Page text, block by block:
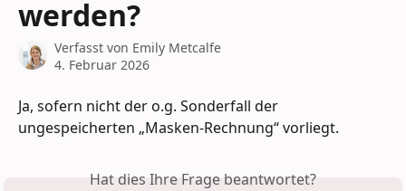
werden?
Verfasst von Emily Metcalfe
4. Februar 2026
Ja, sofern nicht der o.g. Sonderfall der
ungespeicherten „Masken-Rechnung“ vorliegt.
Hat dies Ihre Frage beantwortet?